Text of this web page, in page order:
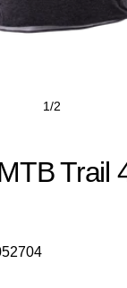
1/2
Trail